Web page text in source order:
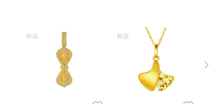
新品 新品